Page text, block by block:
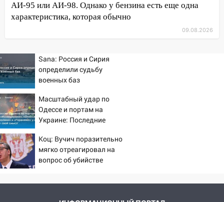
17:00
«Ульяновскалипсис»: последствия
урагана 8 августа
области на 9 августа
16:34
Из-за мощной непогоды в
Ульяновске отменили фестиваль «Наше
время»
16:17
Мелекесский район первым в
Ульяновской области намолотил более
100 тысяч тонн зерна
15:17
В колледжи и техникумы
Ульяновской области подали более 10
АИ-95 или АИ-98. Однако у бензина есть еще одна
характеристика, которая обычно
09.08.2026
Sana: Россия и Сирия
определили судьбу
военных баз
Масштабный удар по
Одессе и портам на
Украине: Последние
ударах России 9 августа
2026 года
Коц: Вучич поразительно
мягко отреагировал на
вопрос об убийстве